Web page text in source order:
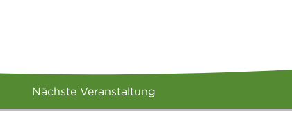
Nächste Veranstaltung